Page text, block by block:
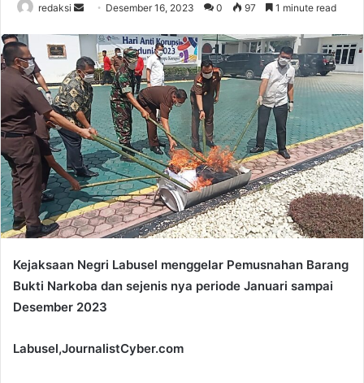
redaksi
Send
email
Desember 16, 2023 0 97 1 minute read
Kejaksaan Negri Labusel menggelar Pemusnahan Barang
Bukti Narkoba dan sejenis nya periode Januari sampai
Desember 2023
Labusel,JournalistCyber.com